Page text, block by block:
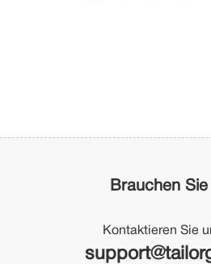
Brauchen
Kontaktieren Sie